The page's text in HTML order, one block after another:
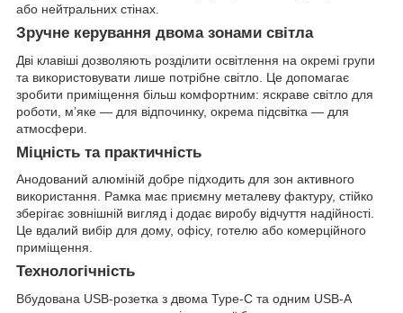
або нейтральних стінах.
Зручне керування двома зонами світла
Дві клавіші дозволяють розділити освітлення на окремі групи
та використовувати лише потрібне світло. Це допомагає
зробити приміщення більш комфортним: яскраве світло для
роботи, м’яке — для відпочинку, окрема підсвітка — для
атмосфери.
Міцність та практичність
Анодований алюміній добре підходить для зон активного
використання. Рамка має приємну металеву фактуру, стійко
зберігає зовнішній вигляд і додає виробу відчуття надійності.
Це вдалий вибір для дому, офісу, готелю або комерційного
приміщення.
Технологічність
Вбудована USB-розетка з двома Type-C та одним USB-A